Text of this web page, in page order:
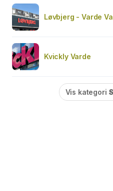
Løvbjerg - Varde
Kvickly Varde
Vis kategori